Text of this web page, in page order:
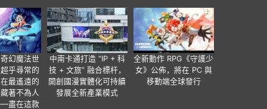
幻魔法世
乎尋常的
最遙遠的
著不為人
盡在這款
中南卡通打造 “IP + 科
技 + 文旅” 融合標杆，
開創國漫實體化可持續
發展全新產業模式
全新動作 RPG《守護少
女》公佈，將在 PC 與
移動端全球發行